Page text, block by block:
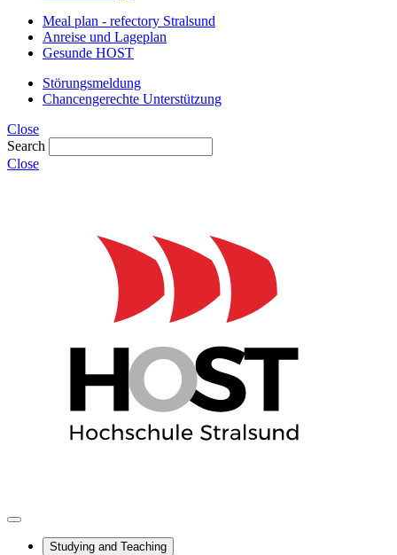
Meal plan - refectory Stralsund
Anreise und Lageplan
Gesunde HOST
Störungsmeldung
Chancengerechte Unterstützung
Close
Search
Close
Studying and Teaching